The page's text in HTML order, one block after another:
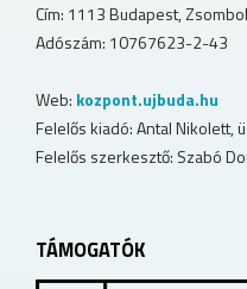
Cím: 1113 Budapest,
Adószám: 10767623-2-43
Web: kozpont.ujbuda.hu
Felelős kiadó: Antal Nikolett,
Felelős szerkesztő: Szabó
TÁMOGATÓK